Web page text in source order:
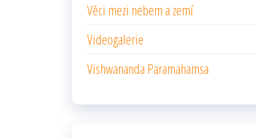
Věci mezi nebem a zemí
Videogalerie
Vishwananda Paramahamsa